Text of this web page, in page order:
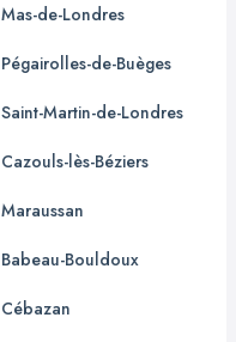
Mas-de-Londres
Pégairolles-de-Buèges
Saint-Martin-de-Londres
Cazouls-lès-Béziers
Maraussan
Babeau-Bouldoux
Cébazan